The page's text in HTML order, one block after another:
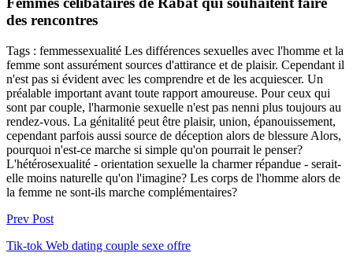
des rencontres
Tags : femmessexualité Les différences sexuelles avec l'homme et la
femme sont assurément sources d'attirance et de plaisir. Cependant il
n'est pas si évident avec les comprendre et de les acquiescer. Un
préalable important avant toute rapport amoureuse. Pour ceux qui
sont par couple, l'harmonie sexuelle n'est pas nenni plus toujours au
rendez-vous. La génitalité peut être plaisir, union, épanouissement,
cependant parfois aussi source de déception alors de blessure Alors,
pourquoi n'est-ce marche si simple qu'on pourrait le penser?
L'hétérosexualité - orientation sexuelle la charmer répandue - serait-
elle moins naturelle qu'on l'imagine? Les corps de l'homme alors de
la femme ne sont-ils marche complémentaires?
Prev Post
Tik-tok Web dating couple sexe offre